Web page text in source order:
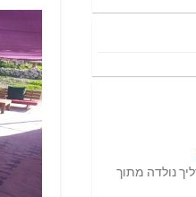
נולדה מתוך